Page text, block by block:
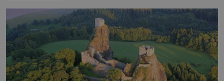
následovat. Vstupujeme na pláž Dumas ve městě
Surat. Gu